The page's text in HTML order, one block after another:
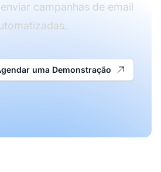
campanhas de email
uma Demonstração